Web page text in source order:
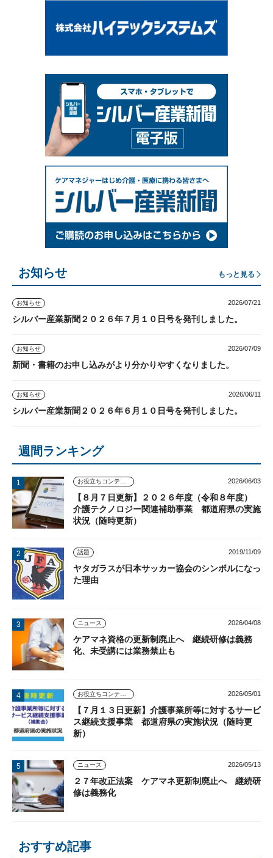
お知らせ もっと見る
お知らせ 2026/07/21
シルバー産業新聞２０２６年７月１０日号を発刊しました。
お知らせ 2026/07/09
新聞・書籍のお申し込みがより分かりやすくなりました。
お知らせ 2026/06/11
シルバー産業新聞２０２６年６月１０日号を発刊しました。
週間ランキング
2026/06/03
【８月７日更新】２０２６年度（令和８年度）
介護テクノロジー関連補助事業 都道府県の実施
状況（随時更新）
話題 2019/11/09
ヤタガラスが日本サッカー協会のシンボルになっ
た理由
ニュース 2026/04/08
ケアマネ資格の更新制廃止へ 継続研修は義務
化、未受講には業務禁止も
2026/05/01
【７月１３日更新】介護事業所等に対するサービ
ス継続支援事業 都道府県の実施状況（随時更
新）
ニュース 2026/05/13
２７年改正法案 ケアマネ更新制廃止へ 継続研
修は義務化
おすすめ記事